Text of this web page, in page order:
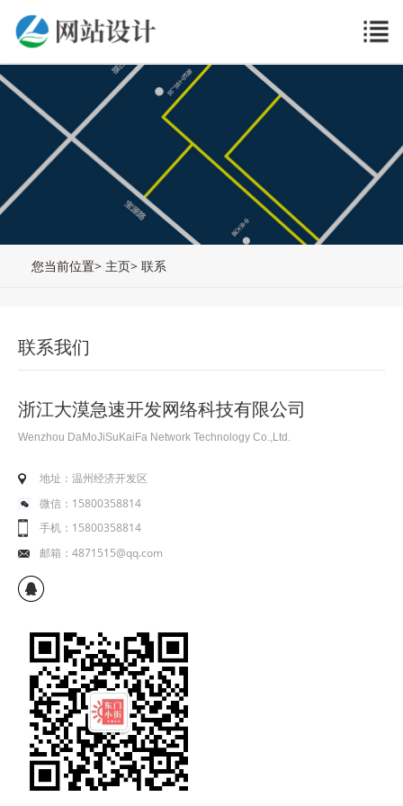
您当前位置> 主页> 联系
联系我们
浙江大漠急速开发网络科技有限公司
Wenzhou DaMoJiSuKaiFa Network Technology Co.,Ltd.
地址：温州经济开发区
微信：15800358814
手机：15800358814
邮箱：4871515@qq.com